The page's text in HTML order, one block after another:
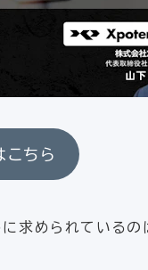
こちら
求められているの